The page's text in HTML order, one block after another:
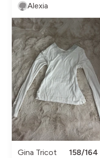
Alexia
Gina Tricot
158/164